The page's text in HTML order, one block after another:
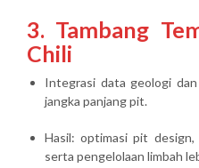
3. Tambang
Chili
Integrasi data geologi
jangka panjang pit.
Hasil: optimasi pit design,
serta pengelolaan limbah